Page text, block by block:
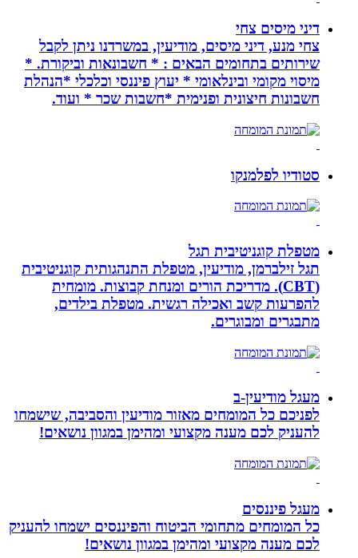
דיני מיסים צחי
צחי מנע, דיני מיסים, מודיעין, במשרדנו ניתן לקבל
שירותים בתחומים הבאים : * חשבונאות וביקורת. *
מיסוי מקומי ובינלאומי * יעוץ פיננסי וכלכלי *הנהלת
חשבונות חיצונית ופנימית *חשבות שכר * ועוד.
סטודיו לפלמנקו
מטפלת קוגניטיבית תגל
תגל זילברמן, מודיעין, מטפלת התנהגותית קוגניטיבית
(CBT). מדריכת הורים ומנחת קבוצות. מומחית
להפרעות קשב ואכילה רגשית. מטפלת בילדים,
מתבגרים ומבוגרים.
מעגל מודיעין-ב
לפניכם כל המומחים מאזור מודיעין והסביבה, שישמחו
להעניק לכם מענה מקצועי ומהימן במגוון נושאים!
מעגל פיננסים
כל המומחים מתחומי הביטוח והפיננסים ישמחו להעניק
לכם מענה מקצועי ומהימן במגוון נושאים!